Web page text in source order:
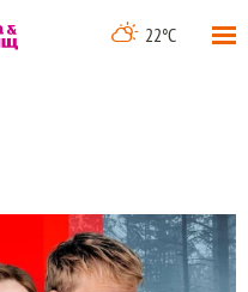
22°C